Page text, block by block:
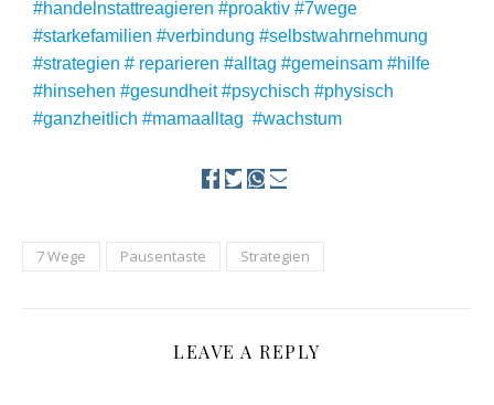
#handelnstattreagieren #proaktiv #7wege
#starkefamilien #verbindung #selbstwahrnehmung
#strategien # reparieren #alltag #gemeinsam #hilfe
#hinsehen #gesundheit #psychisch #physisch
#ganzheitlich #mamaalltag #wachstum
7 Wege Pausentaste Strategien
LEAVE A REPLY